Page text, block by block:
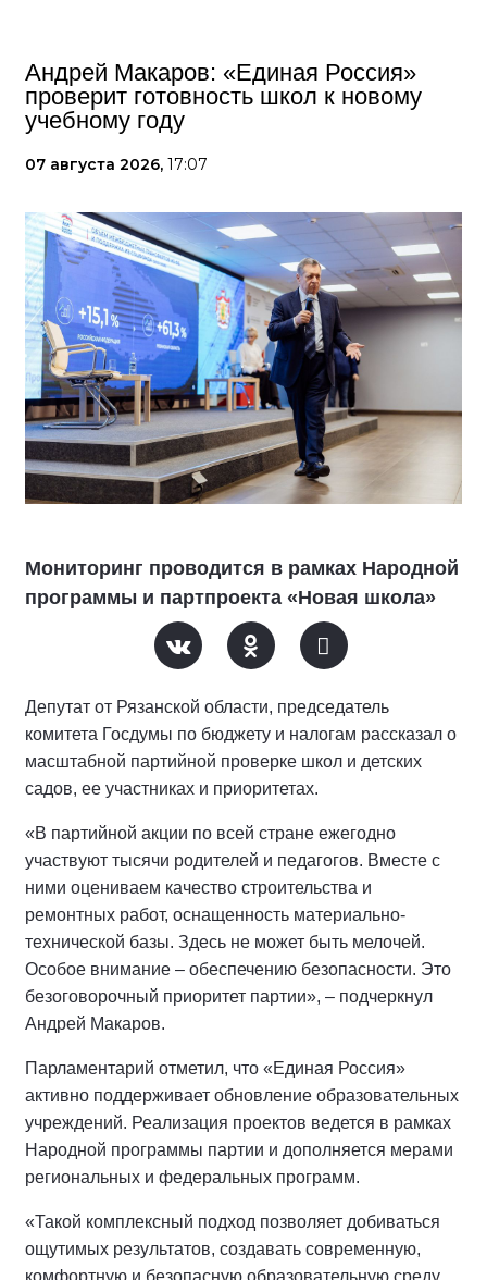
Андрей Макаров: «Единая Россия»
проверит готовность школ к новому
учебному году
07 августа 2026, 17:07
Мониторинг проводится в рамках Народной
программы и партпроекта «Новая школа»
Депутат от Рязанской области, председатель
комитета Госдумы по бюджету и налогам рассказал о
масштабной партийной проверке школ и детских
садов, ее участниках и приоритетах.
«В партийной акции по всей стране ежегодно
участвуют тысячи родителей и педагогов. Вместе с
ними оцениваем качество строительства и
ремонтных работ, оснащенность материально-
технической базы. Здесь не может быть мелочей.
Особое внимание – обеспечению безопасности. Это
безоговорочный приоритет партии», – подчеркнул
Андрей Макаров.
Парламентарий отметил, что «Единая Россия»
активно поддерживает обновление образовательных
учреждений. Реализация проектов ведется в рамках
Народной программы партии и дополняется мерами
региональных и федеральных программ.
«Такой комплексный подход позволяет добиваться
ощутимых результатов, создавать современную,
комфортную и безопасную образовательную среду